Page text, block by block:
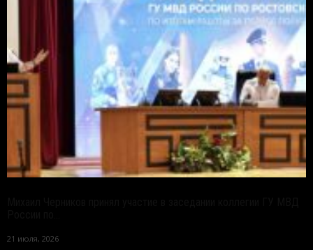
21 июля, 2026